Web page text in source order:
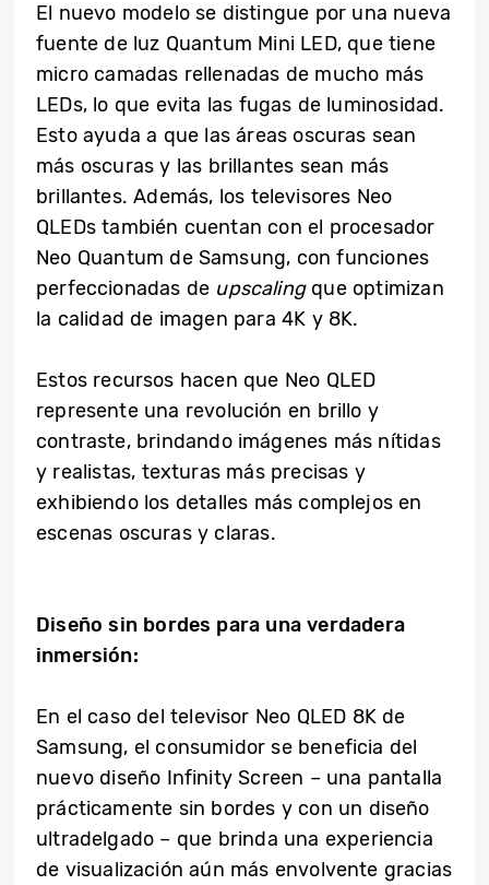
El nuevo modelo se distingue por una nueva
fuente de luz Quantum Mini LED, que tiene
micro camadas rellenadas de mucho más
LEDs, lo que evita las fugas de luminosidad.
Esto ayuda a que las áreas oscuras sean
más oscuras y las brillantes sean más
brillantes. Además, los televisores Neo
QLEDs también cuentan con el procesador
Neo Quantum de Samsung, con funciones
perfeccionadas de upscalingque optimizan
la calidad de imagen para 4K y 8K.
Estos recursos hacen que Neo QLED
represente una revolución en brillo y
contraste, brindando imágenes más nítidas
y realistas, texturas más precisas y
exhibiendo los detalles más complejos en
escenas oscuras y claras.
Diseño sin bordes para una verdadera
inmersión:
En el caso del televisor Neo QLED 8K de
Samsung, el consumidor se beneficia del
nuevo diseño Infinity Screen – una pantalla
prácticamente sin bordes y con un diseño
ultradelgado – que brinda una experiencia
de visualización aún más envolvente gracias